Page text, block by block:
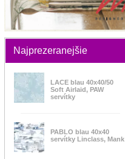
Najprezeranejšie
LACE blau 40x40/50
Soft Airlaid, PAW
servítky
PABLO blau 40x40
servítky Linclass, Mank